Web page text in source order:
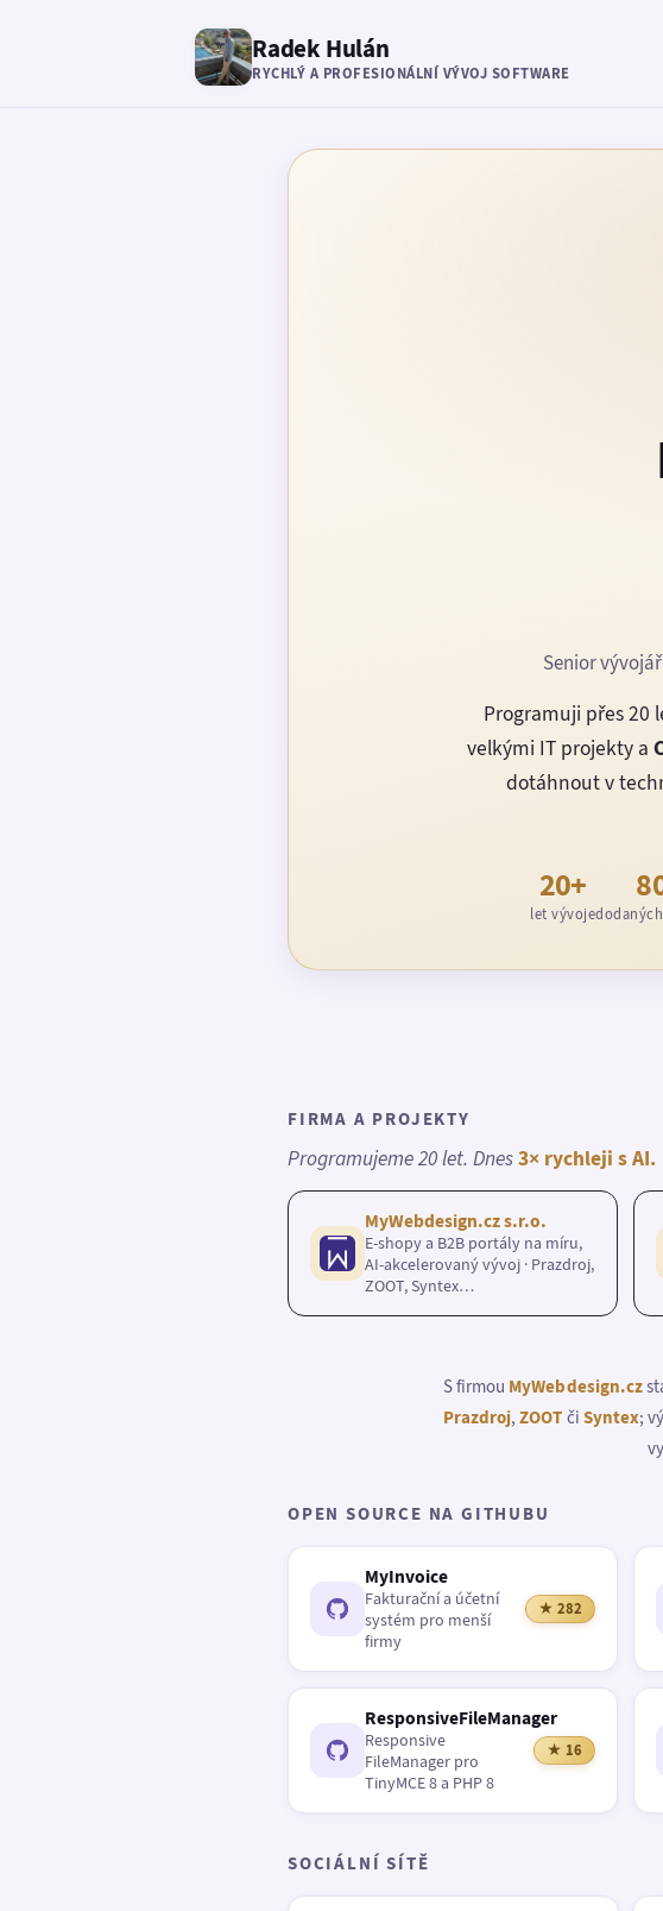
Radek Hulán
RYCHLÝ A PROFESIONÁLNÍ VÝVOJ SOFTWARE
Senior
Programuji přes 20
velkými IT projekty a
dotáhnout v
20+
let vývoje
FIRMA A PROJEKTY
Programujeme 20 let. Dnes3× rychleji s AI.
MyWebdesign.cz s.r.o.
E-shopy a B2B portály na míru,
AI-akcelerovaný vývoj · Prazdroj,
ZOOT, Syntex…
S firmou MyWebdesign.cz
Prazdroj,ZOOT či Syntex;
OPEN SOURCE NA GITHUBU
MyInvoice
Fakturační a účetní
systém pro menší
firmy
★ 282
ResponsiveFileManager
Responsive
FileManager pro
TinyMCE 8 a PHP 8
★ 16
SOCIÁLNÍ SÍTĚ